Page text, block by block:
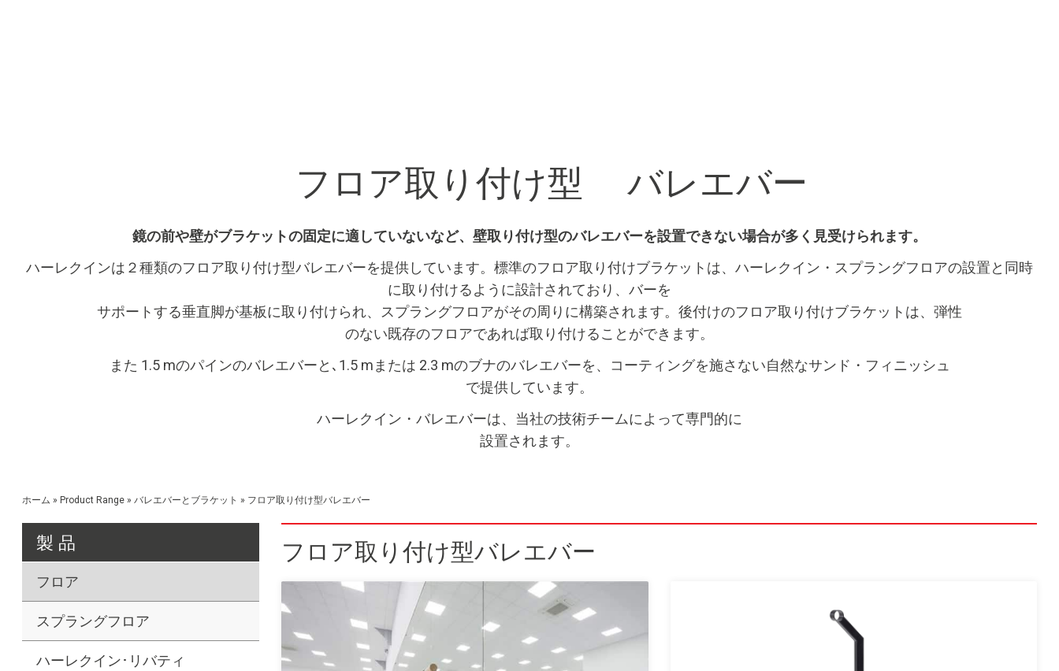
フロア取り付け型 バレエバー
鏡の前や壁がブラケットの固定に適していないなど、壁取り付け型のバレエバーを設置できない場合が多く見受けられます。
ハーレクインは２種類のフロア取り付け型バレエバーを提供しています。標準のフロア取り付けブラケットは、ハーレクイン・スプラングフロアの設置と同時
に取り付けるように設計されており、バーを
サポートする垂直脚が基板に取り付けられ、スプラングフロアがその周りに構築されます。後付けのフロア取り付けブラケットは、弾性
のない既存のフロアであれば取り付けることができます。
また 1.5 mのパインのバレエバーと､1.5 mまたは 2.3 mのブナのバレエバーを、コーティングを施さない自然なサンド・フィニッシュ
で提供しています。
ハーレクイン・バレエバーは、当社の技術チームによって専門的に
設置されます。
ホーム » Product Range » バレエバーとブラケット » フロア取り付け型バレエバー
製 品
フロア
スプラングフロア
ハーレクイン･リバティ
フロア取り付け型バレエバー